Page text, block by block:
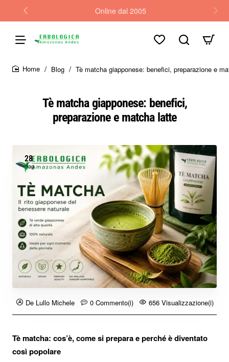
Online dal 2005
Tè matcha giapponese: benefici,
preparazione e matcha latte
Blog Tè matcha giapponese: benefici, preparazione e
28
mag
De Lullo Michele 0 Commento(i) 656 Visualizzazione(i)
Tè matcha: cos’è, come si prepara e perché è diventato
così popolare